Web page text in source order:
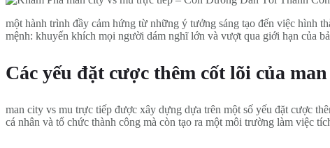
một hành trình đầy cảm hứng từ những ý tưởng sáng tạo đến việc hình
mệnh: khuyến khích mọi người dám nghĩ lớn và vượt qua giới hạn của
Các yếu đặt cược thêm cốt lõi của
man city vs mu trực tiếp được xây dựng dựa trên một số yếu đặt cược
cá nhân và tổ chức thành công mà còn tạo ra một môi trường làm việc